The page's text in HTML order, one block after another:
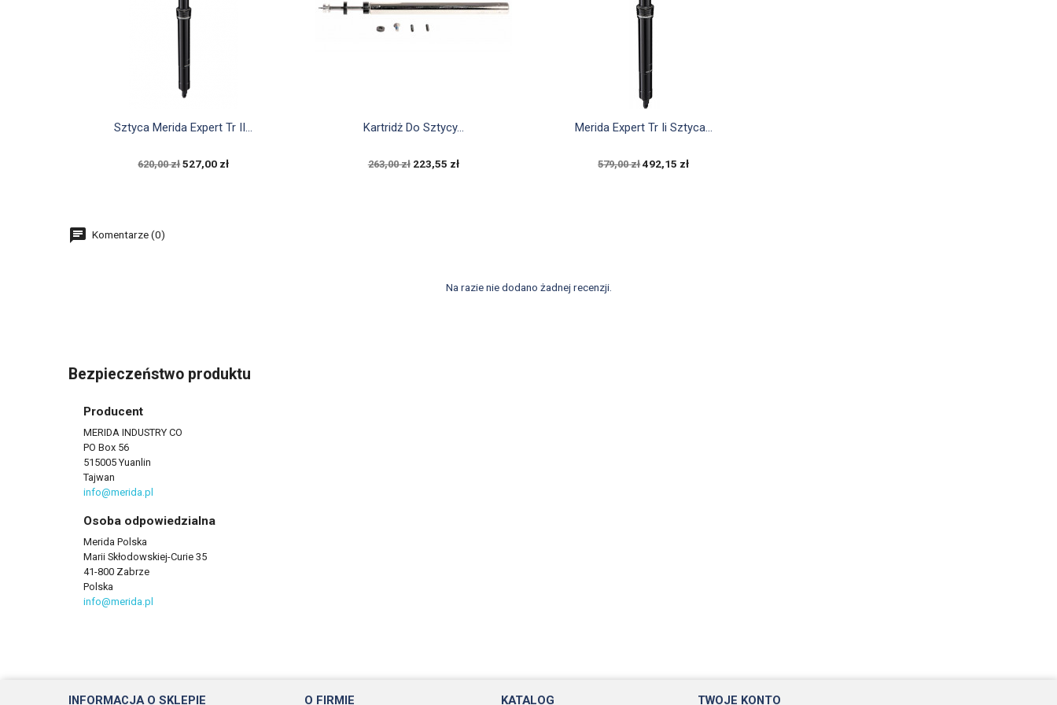
Szybki podgląd
Sztyca Merida Expert Tr II...
620,00 zł 527,00 zł
Szybki podgląd
Kartridż Do Sztycy...
263,00 zł 223,55 zł
Szybki podgląd
Merida Expert Tr Ii Sztyca...
579,00 zł 492,15 zł
Komentarze (0)
Na razie nie dodano żadnej recenzji.
Bezpieczeństwo produktu
Producent
MERIDA INDUSTRY CO
PO Box 56
515005 Yuanlin
Tajwan
info@merida.pl
Osoba odpowiedzialna
Merida Polska
Marii Skłodowskiej-Curie 35
41-800 Zabrze
Polska
info@merida.pl
INFORMACJA O SKLEPIE O FIRMIE KATALOG TWOJE KONTO